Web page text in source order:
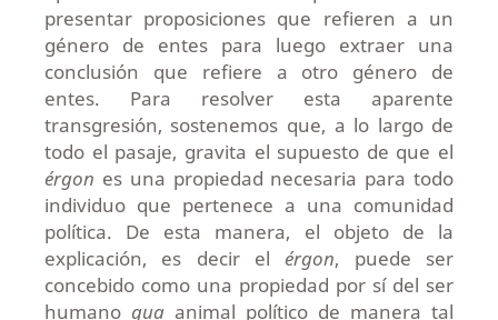
presentar proposiciones que refieren a un
género de entes para luego extraer una
conclusión que refiere a otro género de
entes. Para resolver esta aparente
transgresión, sostenemos que, a lo largo de
todo el pasaje, gravita el supuesto de que el
érgon es una propiedad necesaria para todo
individuo que pertenece a una comunidad
política. De esta manera, el objeto de la
explicación, es decir elérgon, puede ser
concebido como una propiedad por sí del ser
humano qua animal político de manera tal